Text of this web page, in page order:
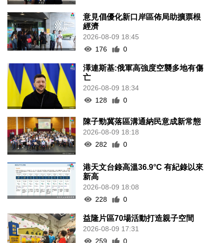
意見倡優化新口岸區佈局助擴票根
經濟
2026-08-09 18:45
176
0
澤連斯基:俄軍高強度空襲多地有傷
亡
2026-08-09 18:34
128
0
陳子勁冀落區溝通納民意成新常態
2026-08-09 18:18
282
0
港天文台錄高溫36.9°C 有紀錄以來
新高
2026-08-09 18:08
228
0
益隆片區70場活動打造親子空間
2026-08-09 17:31
259
0